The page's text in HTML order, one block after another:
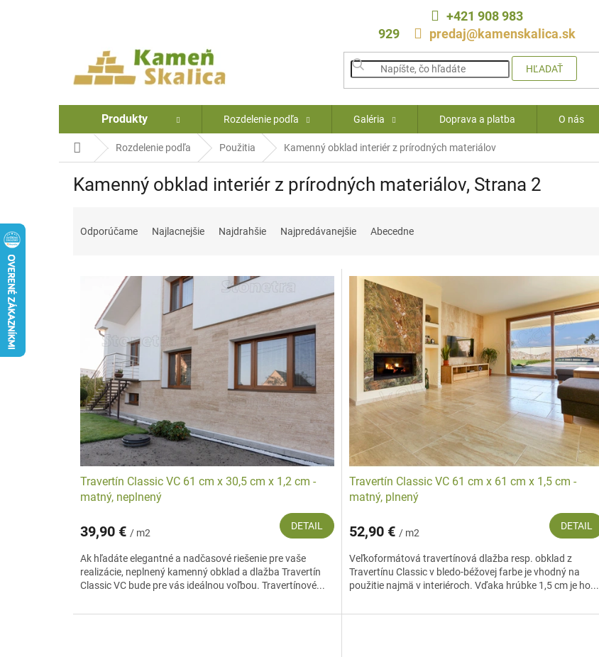
+421 908 983
929
predaj@kamenskalica.sk
HĽADAŤ
Produkty Rozdelenie podľa Galéria Doprava a platba O nás
DomovRozdelenie podľa Použitia Kamenný obklad interiér z prírodných materiálov
Kamenný obklad interiér z prírodných materiálov, Strana 2
Odporúčame Najlacnejšie Najdrahšie Najpredávanejšie Abecedne
Travertín Classic VC 61 cm x 30,5 cm x 1,2 cm -
matný, neplnený
39,90 € / m2
DETAIL
Ak hľadáte elegantné a nadčasové riešenie pre vaše
realizácie, neplnený kamenný obklad a dlažba Travertín
Classic VC bude pre vás ideálnou voľbou. Travertínové...
Travertín Classic VC 61 cm x 61 cm x 1,5 cm -
matný, plnený
52,90 €/ m2
DETAIL
Veľkoformátová travertínová dlažba resp. obklad z
Travertínu Classic v bledo-béžovej farbe je vhodný na
použitie najmä v interiéroch. Vďaka hrúbke 1,5 cm je ho...